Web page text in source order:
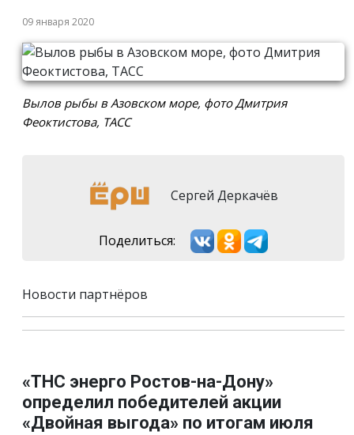
09 января 2020
Вылов рыбы в Азовском море, фото Дмитрия
Феоктистова, ТАСС
Сергей Деркачёв
Поделиться:
Новости партнёров
«ТНС энерго Ростов-на-Дону»
определил победителей акции
«Двойная выгода» по итогам июля